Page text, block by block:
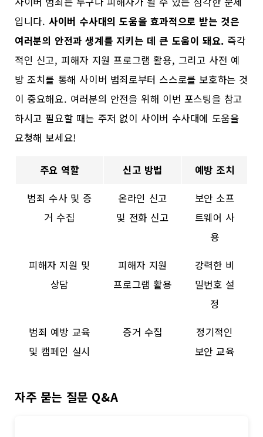
입니다.사이버 수사대의 도움을 효과적으로 받는 것은
여러분의 안전과 생계를 지키는 데 큰 도움이 돼요. 즉각
적인 신고, 피해자 지원 프로그램 활용, 그리고 사전 예
방 조치를 통해 사이버 범죄로부터 스스로를 보호하는 것
이 중요해요. 여러분의 안전을 위해 이번 포스팅을 참고
하시고 필요할 때는 주저 없이 사이버 수사대에 도움을
요청해 보세요!
주요 역할 신고 방법
예방 조치
범죄 수사 및 증
거 수집
온라인 신고
및 전화 신고
보안 소프
트웨어 사
용
피해자 지원 및
상담
피해자 지원
프로그램 활용
강력한 비
밀번호 설
정
범죄 예방 교육
및 캠페인 실시
증거 수집
정기적인
보안 교육
자주 묻는 질문 Q&A